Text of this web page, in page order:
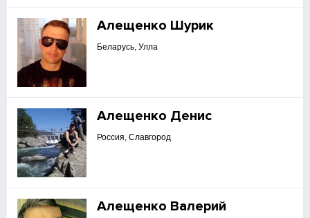
Алещенко Шурик
Беларусь, Улла
Алещенко Денис
Россия, Славгород
Алещенко Валерий